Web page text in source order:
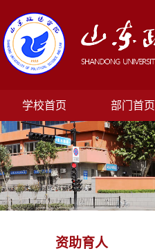
学校首页 部门首页
资助育人